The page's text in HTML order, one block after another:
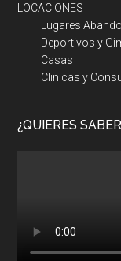
LOCACIONES
Lugares
Deportivos y
Casas
Clinicas y
¿QUIERES